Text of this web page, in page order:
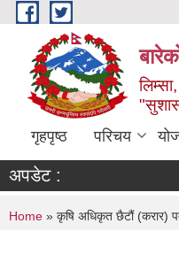
Skip to main content
गृहपृष्ठ परिचय
अपडेट :
You are here
Home » कृषि अधिकृत छैटौं (करार)